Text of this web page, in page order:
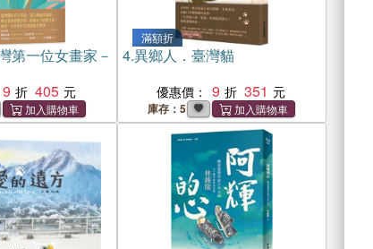
第一位女畫家－
9 405
滿額折
4.異鄉人．臺灣貓
優惠價： 9 351
庫存：5